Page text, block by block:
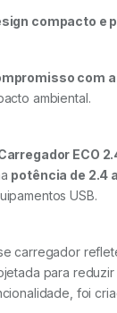
compacto e
com
ambiental.
ECO
potência de 2.4
USB.
carregador
para
foi